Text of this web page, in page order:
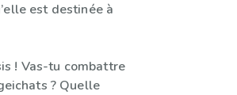
est destinée à
! Vas-tu combattre
? Quelle